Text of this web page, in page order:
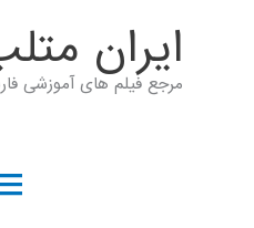
ايران
مرجع فیلم های آموزشی